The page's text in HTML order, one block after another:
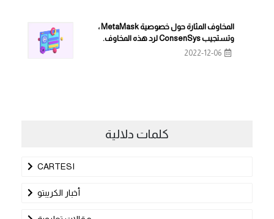
المخاوف المثارة حول خصوصية MetaMask ،
وتستجيب ConsenSys لرد هذه المخاوف.
2022-12-06
كلمات دلالية
CARTESI
أخبار الكريبتو